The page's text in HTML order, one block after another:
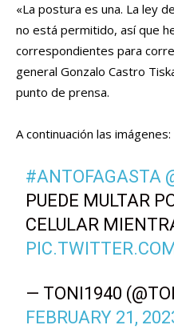
«La postura es una. La ley
no está permitido, así que
correspondientes para
general Gonzalo Castro
punto de prensa.
A continuación las imágenes:
#ANTOFAGASTA
PUEDE MULTAR
CELULAR
— TONI1940
FEBRUARY 21,